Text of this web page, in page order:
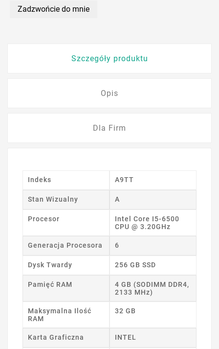
Zadzwońcie do mnie
Szczegóły produktu
Opis
Dla Firm
Indeks A9TT
Stan Wizualny A
Procesor
Intel Core I5-6500
CPU @ 3.20GHz
Generacja Procesora 6
Dysk Twardy 256 GB SSD
Pamięć RAM
4 GB (SODIMM DDR4,
2133 MHz)
Maksymalna Ilość
RAM
32 GB
Karta Graficzna INTEL